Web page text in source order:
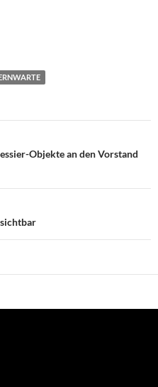
Objekte an den Vorstand